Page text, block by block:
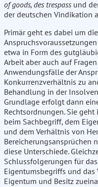
of goods, des trespass und
der deutschen Vindikation
Primär geht es dabei um
etwa in Form des
Arbeit aber auch auf
Anwendungsfälle der
Konkurrenzverhältnis zu
Behandlung in der
Grundlage erfolgt dann
Rechtsordnungen. Sie
beim Sachbegriff, dem
und dem Verhältnis von
Bereicherungsansprüchen
diese Unterschiede.
Schlussfolgerungen für
Eigentumsbegriffs und das
Eigentum und Besitz